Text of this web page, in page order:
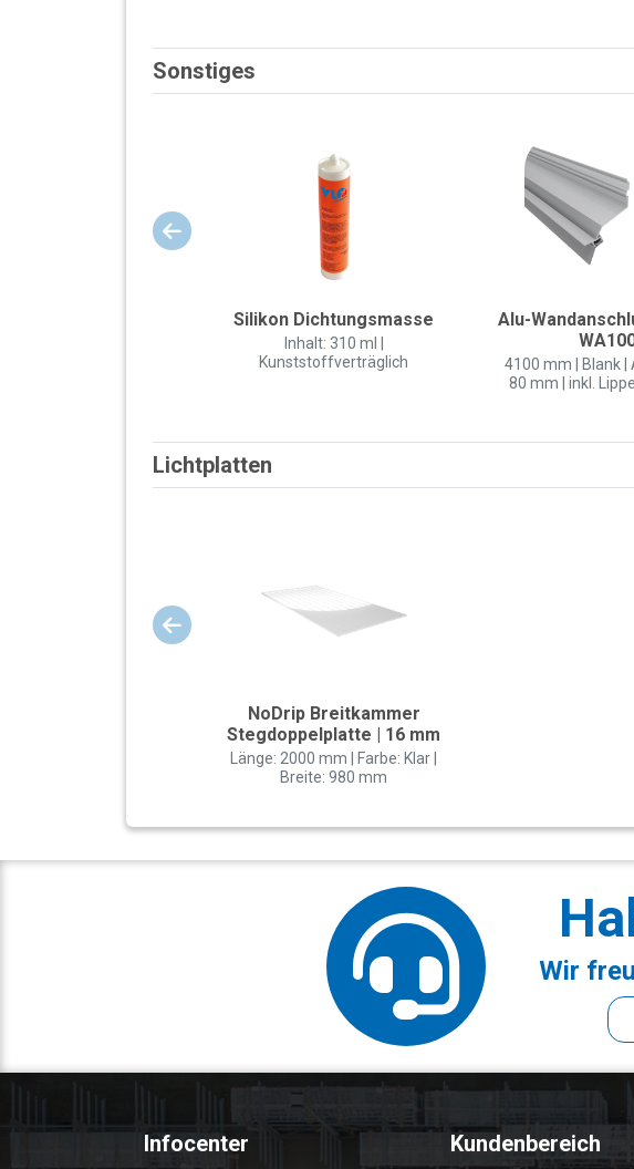
Sonstiges
Silikon Dichtungsmasse
Inhalt: 310 ml |
Kunststoffverträglich
Alu-
4100 mm | Blank |
80 mm | inkl.
Lichtplatten
NoDrip Breitkammer
Stegdoppelplatte | 16 mm
Länge: 2000 mm | Farbe: Klar |
Breite: 980 mm
Wir
Infocenter Kundenbereich